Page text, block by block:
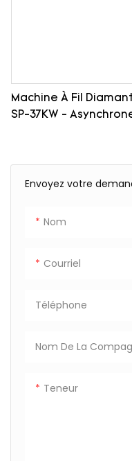
Envoyez votre
Nom
Courriel
Téléphone
Nom De La
Teneur
Machine À Fil
SP-37KW -